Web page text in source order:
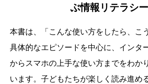
ぶ情報リテラシー
本書は、「こんな使い方をしたら、こ
具体的なエピソードを中心に、インタ
からスマホの上手な使い方までをわか
います。子どもたちが楽しく読み進め